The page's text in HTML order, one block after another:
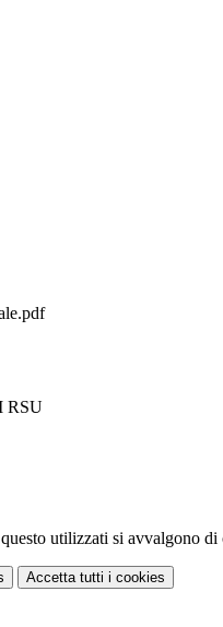
RSU
utilizzati si avvalgono
Accetta tutti i cookies